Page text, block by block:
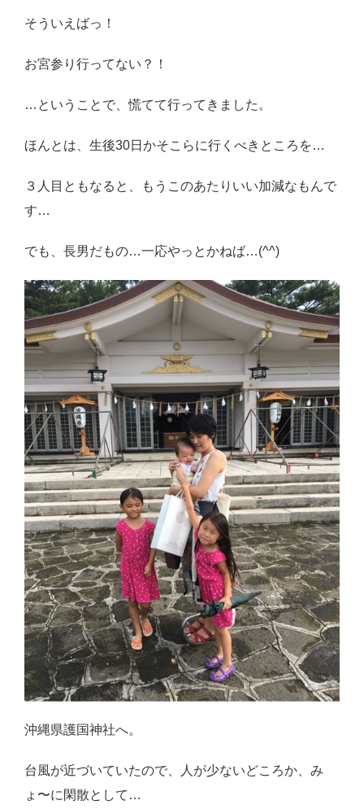
そういえばっ！
お宮参り行ってない？！
…ということで、慌てて行ってきました。
ほんとは、生後30日かそこらに行くべきところを…
３人目ともなると、もうこのあたりいい加減なもんで
す…
でも、長男だもの…一応やっとかねば…(^^)
沖縄県護国神社へ。
台風が近づいていたので、人が少ないどころか、み
ょ〜に閑散として…